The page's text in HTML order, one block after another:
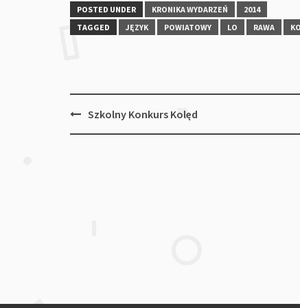
POSTED UNDER KRONIKA WYDARZEŃ
2014
TAGGED
JĘZYK POWIATOWY LO RAWA
PostSzkolny Konkurs Kolęd